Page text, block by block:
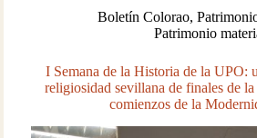
las
Fiebres
Boletín Colorao,
Patrimonio
I Semana de la Historia de la UPO:
religiosidad sevillana de finales de
comienzos de la